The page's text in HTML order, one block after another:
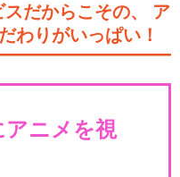
だからこその、
ア
わりがいっぱい！
アニメを視